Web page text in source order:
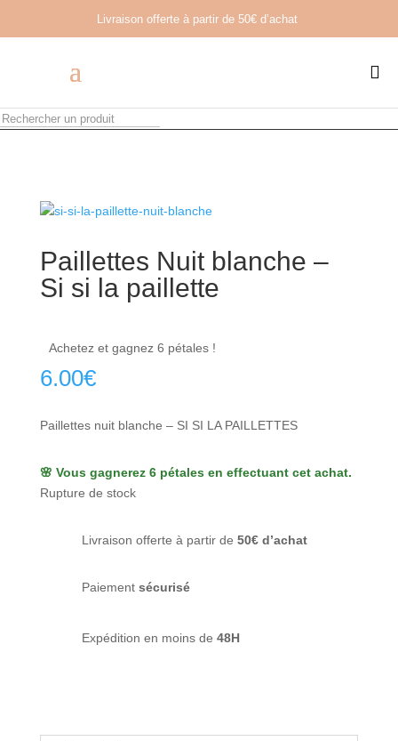
Livraison offerte à partir de 50€ d’achat

Paillettes Nuit blanche –
Si si la paillette
Achetez et gagnez 6 pétales !
6.00€
Paillettes nuit blanche – SI SI LA PAILLETTES
🌸 Vous gagnerez 6 pétales en effectuant cet achat.
Rupture de stock
Livraison offerte à partir de 50€ d’achat
Paiement sécurisé
Expédition en moins de 48H